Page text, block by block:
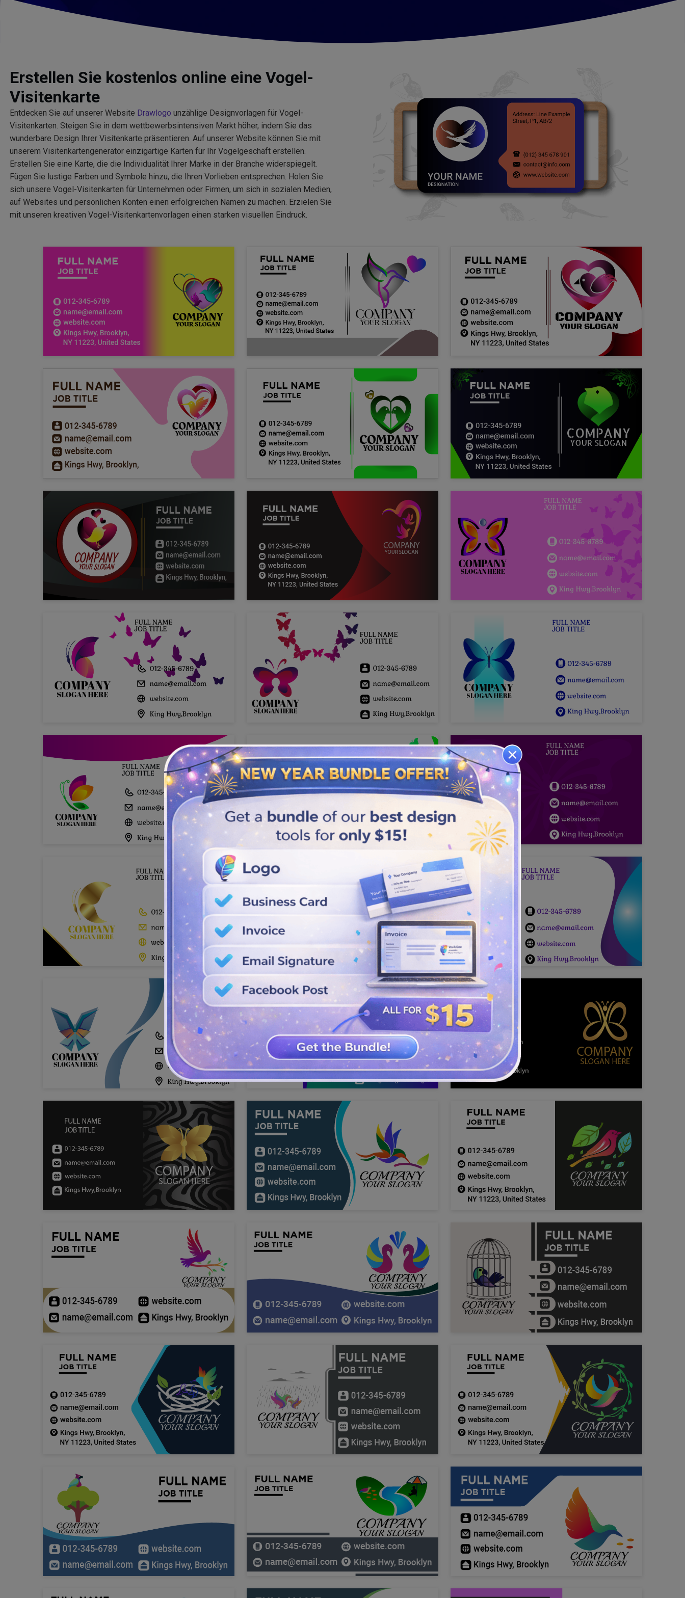
Erstellen Sie kostenlos online eine Vogel-
Visitenkarte
Entdecken Sie auf unserer Website Drawlogo unzählige Designvorlagen für Vogel-
Visitenkarten. Steigen Sie in dem wettbewerbsintensiven Markt höher, indem Sie das
wunderbare Design Ihrer Visitenkarte präsentieren. Auf unserer Website können Sie mit
unserem Visitenkartengenerator einzigartige Karten für Ihr Vogelgeschäft erstellen.
Erstellen Sie eine Karte, die die Individualität Ihrer Marke in der Branche widerspiegelt.
Fügen Sie lustige Farben und Symbole hinzu, die Ihren Vorlieben entsprechen. Holen Sie
sich unsere Vogel-Visitenkarten für Unternehmen oder Firmen, um sich in sozialen Medien,
auf Websites und persönlichen Konten einen erfolgreichen Namen zu machen. Erzielen Sie
mit unseren kreativen Vogel-Visitenkartenvorlagen einen starken visuellen Eindruck.